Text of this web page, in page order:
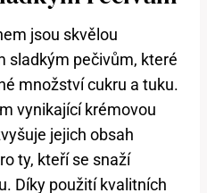
jsou skvělou
sladkým pečivům, které
množství cukru a tuku.
vynikající krémovou
jejich obsah
ty, kteří se snaží
Díky použití kvalitních